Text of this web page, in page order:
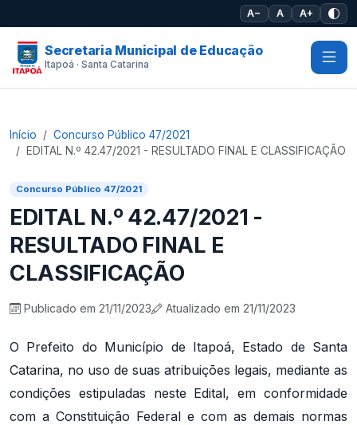
A− A A+
Secretaria Municipal de Educação
Itapoá · Santa Catarina
Início
Concurso Público 47/2021
EDITAL N.º 42.47/2021 - RESULTADO FINAL E CLASSIFICAÇÃO
Concurso Público 47/2021
EDITAL N.º 42.47/2021 -
RESULTADO FINAL E
CLASSIFICAÇÃO
Publicado em 21/11/2023 Atualizado em 21/11/2023
O Prefeito do Município de Itapoá, Estado de Santa
Catarina, no uso de suas atribuições legais, mediante as
condições estipuladas neste Edital, em conformidade
com a Constituição Federal e com as demais normas